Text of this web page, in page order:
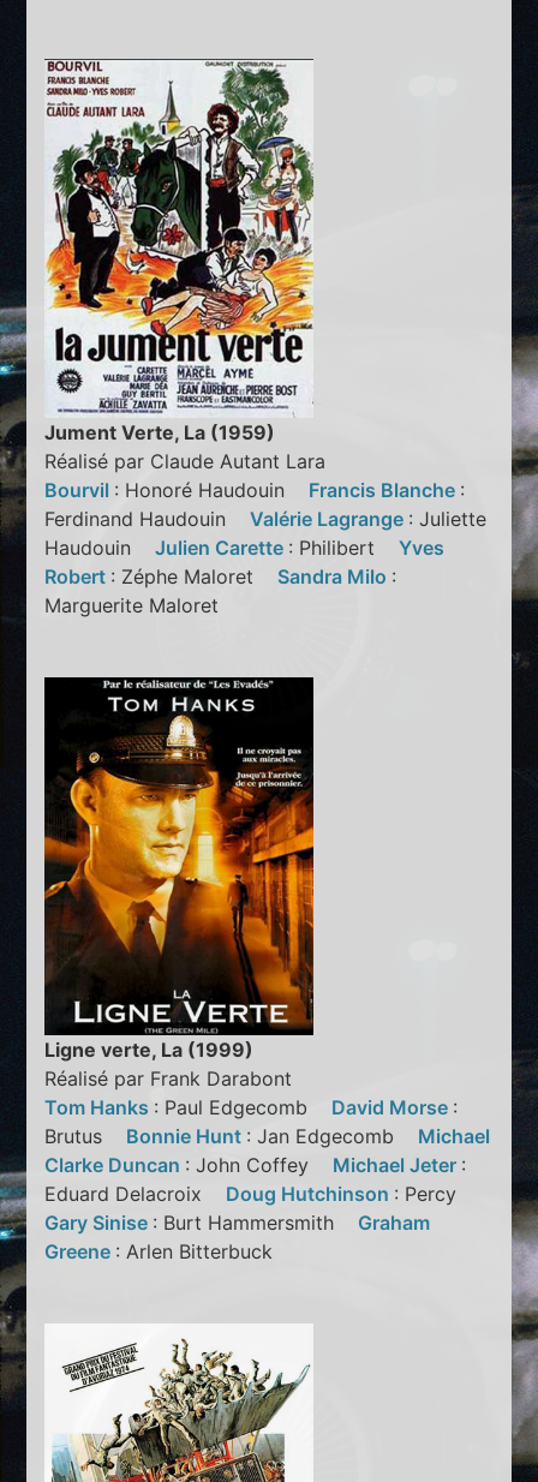
Jument Verte, La (1959)
Réalisé par Claude Autant Lara
Bourvil : Honoré Haudouin Francis Blanche :
Ferdinand HaudouinValérie Lagrange : Juliette
HaudouinJulien Carette : PhilibertYves
Robert : Zéphe Maloret Sandra Milo :
Marguerite Maloret
Ligne verte, La (1999)
Réalisé par Frank Darabont
Tom Hanks : Paul Edgecomb David Morse :
Brutus Bonnie Hunt : Jan Edgecomb Michael
Clarke Duncan : John Coffey Michael Jeter :
Eduard Delacroix Doug Hutchinson : Percy
Gary Sinise : Burt Hammersmith Graham
Greene : Arlen Bitterbuck